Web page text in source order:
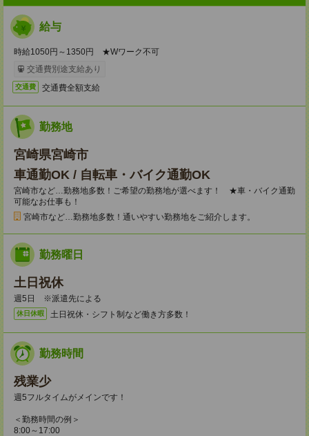
給与
時給1050円～1350円 ★Wワーク不可
交通費別途支給あり
交通費 交通費全額支給
勤務地
宮崎県宮崎市
車通勤OK / 自転車・バイク通勤OK
宮崎市など…勤務地多数！ご希望の勤務地が選べます！ ★車・バイク通勤
可能なお仕事も！
宮崎市など…勤務地多数！通いやすい勤務地をご紹介します。
勤務曜日
土日祝休
週5日 ※派遣先による
休日休暇 土日祝休・シフト制など働き方多数！
勤務時間
残業少
週5フルタイムがメインです！
＜勤務時間の例＞
8:00～17:00